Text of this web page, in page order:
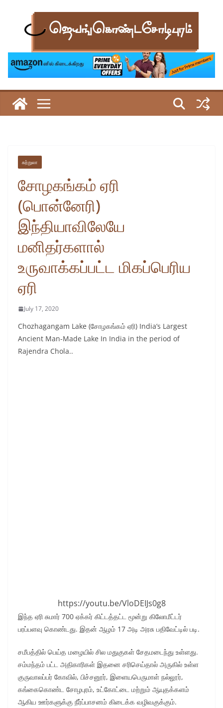
content
சுற்றுலா
சோழகங்கம் ஏரி
(பொன்னேரி)
இந்தியாவிலேயே
மனிதர்களால்
உருவாக்கப்பட்ட மிகப்பெரிய
ஏரி
July 17, 2020
Chozhagangam Lake (சோழகங்கம் ஏரி) India’s Largest
Ancient Man-Made Lake In India in the period of
Rajendra Chola..
https://youtu.be/VloDEIJs0g8
இந்த ஏரி சுமார் 700 ஏக்கர் கிட்டத்தட்ட மூன்று கிலோமீட்டர்
பரப்பளவு கொண்டது. இதன் ஆழம் 17 அடி அரசு பதிவேட்டில் படி.
சமீபத்தில் பெய்த மழையில் சில மதுகுகள் சேதமடைந்து உள்ளது.
சம்மந்தம் பட்ட அதிகாரிகள் இதனை சரிசெய்தால் அருகில் உள்ள
குருவாலப்பர் கோவில், பிச்சனூர், இளையபெருமாள் நல்லூர்,
கங்கைகொண்ட சோழபுரம், உட்கோட்டை மற்றும் ஆயுதக்களம்
ஆகிய ஊர்களுக்கு நீர்ப்பாசனம் கிடைக்க வழிவகுக்கும்.